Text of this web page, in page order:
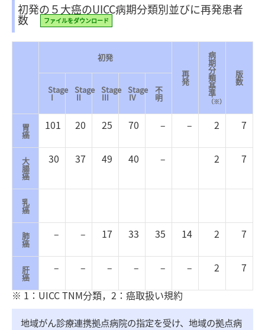
初発の５大癌のUICC病期分類別並びに再発患者
数 ファイルをダウンロード
初発
再
発
病
期
分
類
基
準
（※）
版
数
Stage
I
Stage
II
Stage
III
Stage
IV
不
明
胃
癌
101 20 25 70 – – 2 7
大
腸
癌
30 37 49 40 – 2 7
乳
癌
肺
癌
– – 17 33 35 14 2 7
肝
癌
– – – – – – 2
7
※ 1：UICC TNM分類，2：癌取扱い規約
地域がん診療連携拠点病院の指定を受け、地域の拠点病